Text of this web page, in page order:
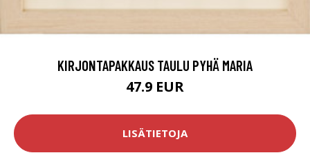
KIRJONTAPAKKAUS TAULU PYHÄ MARIA
47.9 EUR
LISÄTIETOJA